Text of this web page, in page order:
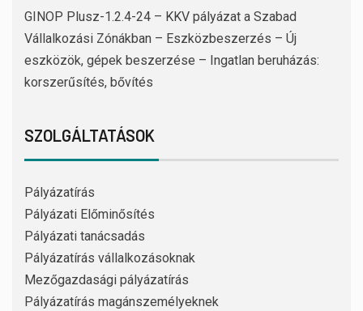
GINOP Plusz-1.2.4-24 – KKV pályázat a Szabad
Vállalkozási Zónákban – Eszközbeszerzés – Új
eszközök, gépek beszerzése – Ingatlan beruházás:
korszerűsítés, bővítés
SZOLGÁLTATÁSOK
Pályázatírás
Pályázati Előminősítés
Pályázati tanácsadás
Pályázatírás vállalkozásoknak
Mezőgazdasági pályázatírás
Pályázatírás magánszemélyeknek